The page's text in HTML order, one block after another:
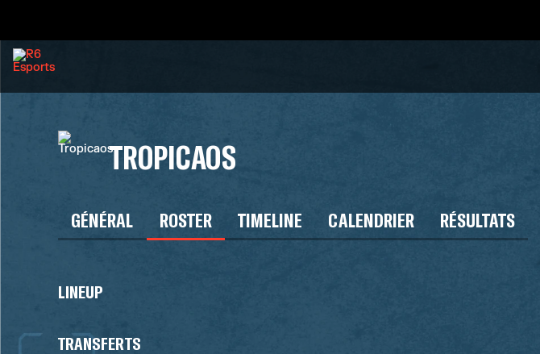
TROPICAOS
GÉNÉRAL ROSTER TIMELINE CALENDRIER RÉSULTATS
LINEUP
TRANSFERTS